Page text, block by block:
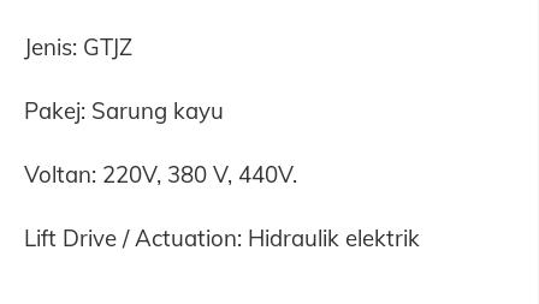
Jenis: GTJZ
Pakej: Sarung kayu
Voltan: 220V, 380 V, 440V.
Lift Drive / Actuation: Hidraulik elektrik